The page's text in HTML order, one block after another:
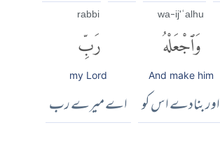
wa-ij'ʿalhu
وَٱجْعَلْهُ
And make him
اور بنادے اس کو
rabbi
رَبِّ
my Lord
اے میرے رب